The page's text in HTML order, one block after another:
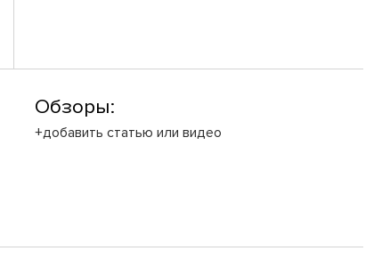
Обзоры:
+добавить статью или видео